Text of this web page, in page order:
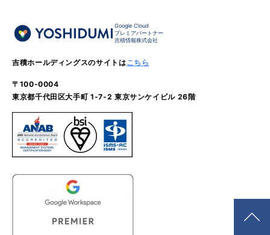
Google Cloud
プレミアパートナー
吉積情報株式会社
吉積ホールディングスのサイトはこちら
〒100-0004
東京都千代田区大手町 1-7-2 東京サンケイビル 26階